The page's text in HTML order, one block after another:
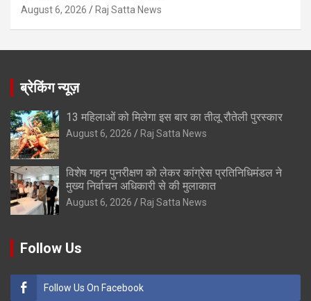
August 6, 2026 Raj Satta News
ब्रेकिंग न्यूज़
13 महिलाओं को मिलेगा इस बार का तीलू रौतेली पुरस्कार
August 6, 2026 Raj Satta News
विशेष गहन पुनरीक्षण को लेकर कांग्रेस प्रतिनिधिमंडल ने
मुख्य निर्वाचन अधिकारी से की मुलाकात
August 6, 2026 Raj Satta News
Follow Us
Follow Us On Facebook